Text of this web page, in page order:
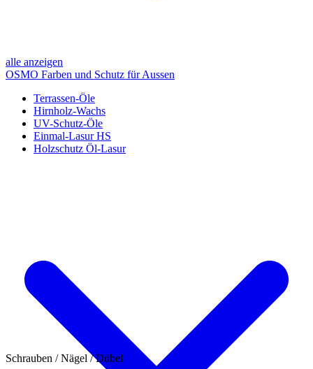
alle anzeigen
OSMO Farben und Schutz für Aussen
Terrassen-Öle
Hirnholz-Wachs
UV-Schutz-Öle
Einmal-Lasur HS
Holzschutz Öl-Lasur
Schrauben / Nägel / Dübel